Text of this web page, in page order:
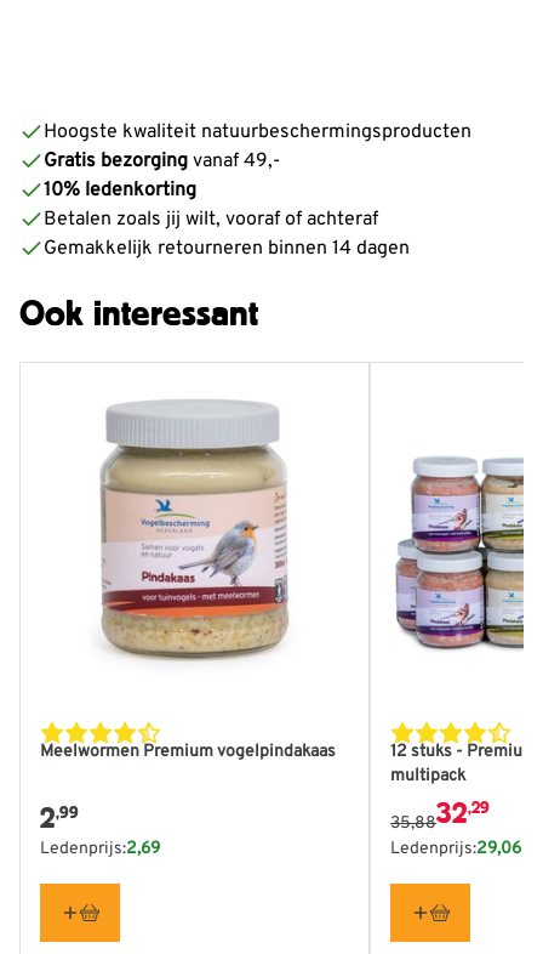
Hoogste kwaliteit natuurbeschermingsproducten
Gratis bezorging vanaf 49,-
10% ledenkorting
Betalen zoals jij wilt, vooraf of achteraf
Gemakkelijk retourneren binnen 14 dagen
Ook interessant
Meelwormen Premium vogelpindakaas
2,99
Ledenprijs:2,69
12 stuks - Premium
multipack
De prijs is
35,8832,29
Ledenprijs:29,06